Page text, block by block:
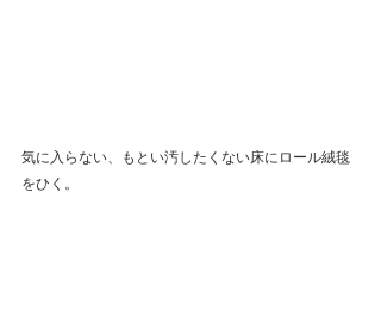
気に入らない、もとい汚したくない床にロール絨毯
をひく。